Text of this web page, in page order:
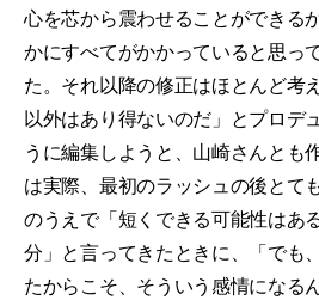
心を芯から震わせることができる
かにすべてがかかっていると思っ
た。それ以降の修正はほとんど考
以外はあり得ないのだ」とプロデ
うに編集しようと、山崎さんとも
は実際、最初のラッシュの後とて
のうえで「短くできる可能性はあ
分」と言ってきたときに、「でも
たからこそ、そういう感情になる